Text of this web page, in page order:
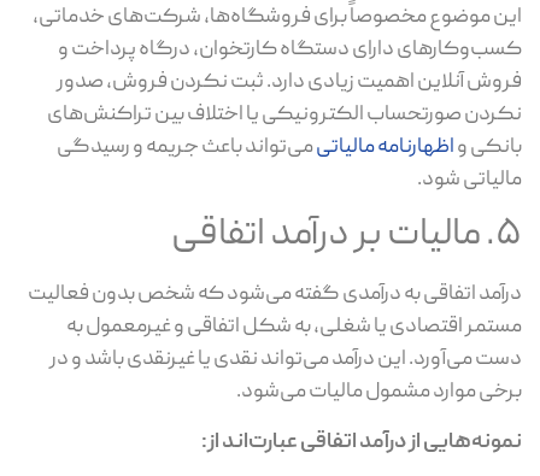
موضوع مخصوصاً برای فروشگاه‌ها، شرکت‌های خدماتی،
دارای دستگاه کارتخوان، درگاه پرداخت و
آنلاین اهمیت زیادی دارد. ثبت نکردن فروش، صدور
صورتحساب الکترونیکی یا اختلاف بین تراکنش‌های
واظهارنامه مالیاتیمی‌تواند باعث جریمه و رسیدگی
شود.
اتفاقی به درآمدی گفته می‌شود که شخص بدون فعالیت
اقتصادی یا شغلی، به شکل اتفاقی و غیرمعمول به
می‌آورد. این درآمد می‌تواند نقدی یا غیرنقدی باشد و در
موارد مشمول مالیات می‌شود.
از درآمد اتفاقی عبارت‌اند از: